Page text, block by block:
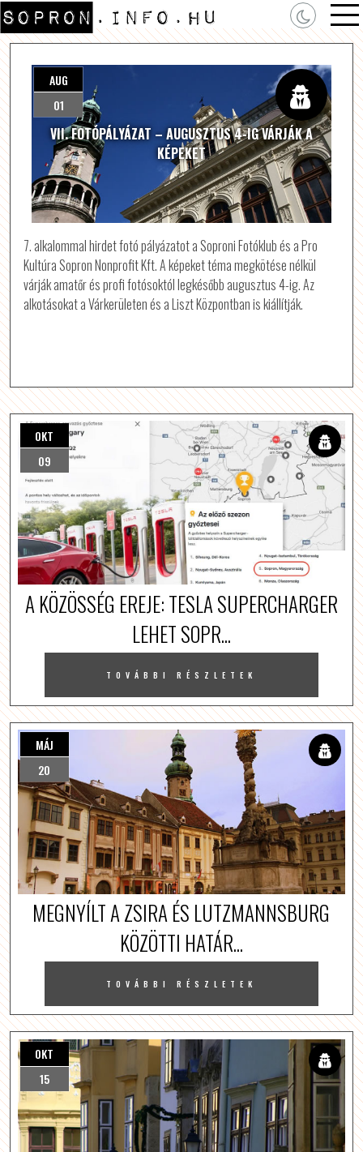
VII. FOTÓPÁLYÁZAT – AUGUSZTUS 4-IG VÁRJÁK A
KÉPEKET
AUG
01
7. alkalommal hirdet fotó pályázatot a Soproni Fotóklub és a Pro
Kultúra Sopron Nonprofit Kft. A képeket téma megkötése nélkül
várják amatőr és profi fotósoktól legkésőbb augusztus 4-ig. Az
alkotásokat a Várkerületen és a Liszt Központban is kiállítják.
OKT
09
A KÖZÖSSÉG EREJE: TESLA SUPERCHARGER
LEHET SOPR...
TOVÁBBI RÉSZLETEK
MÁJ
20
MEGNYÍLT A ZSIRA ÉS LUTZMANNSBURG
KÖZÖTTI HATÁR...
TOVÁBBI RÉSZLETEK
OKT
15